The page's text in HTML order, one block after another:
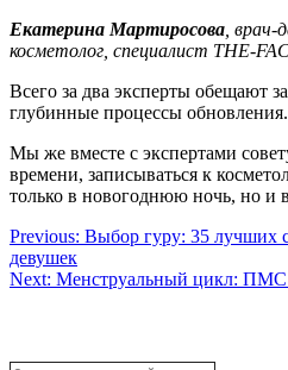
Екатерина Мартиросова , врач-
косметолог, специалист THE-
Всего за два эксперты обещают
глубинные процессы обновления.
Мы же вместе с экспертами
времени, записываться к
только в новогоднюю ночь, но и
Навигация
по
Previous: Выбор гуру: 35 лучших
девушек
Next: Менструальный цикл: ПМС